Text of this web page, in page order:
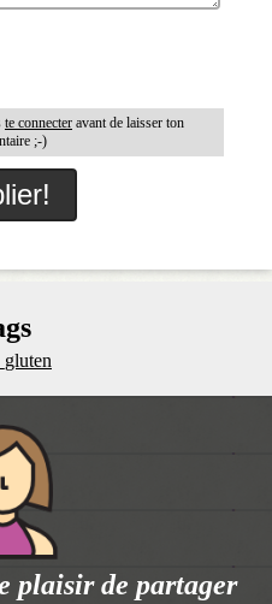
te connecter avant de laisser ton
;-)
plaisir de partager